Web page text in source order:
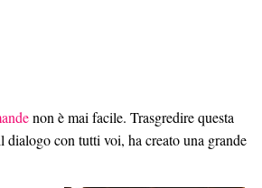
non è mai facile. Trasgredire questa
dialogo con tutti voi, ha creato una grande